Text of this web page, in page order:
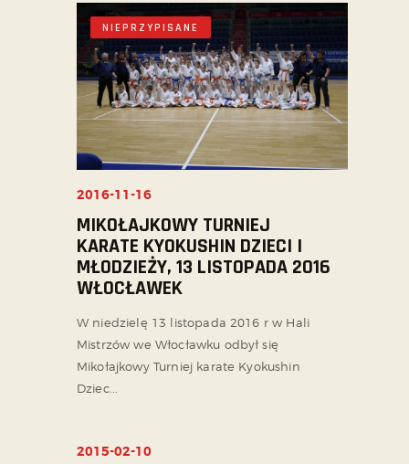
NIEPRZYPISANE
2016-11-16
MIKOŁAJKOWY TURNIEJ
KARATE KYOKUSHIN DZIECI I
MŁODZIEŻY, 13 LISTOPADA 2016
WŁOCŁAWEK
W niedzielę 13 listopada 2016 r w Hali
Mistrzów we Włocławku odbył się
Mikołajkowy Turniej karate Kyokushin
Dziec...
NIEPRZYPISANE
2015-02-10